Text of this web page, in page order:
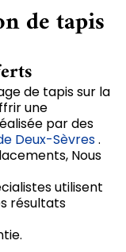
de tapis
de tapis sur la
une
par des
Deux-Sèvres.
Nous
utilisent
résultats